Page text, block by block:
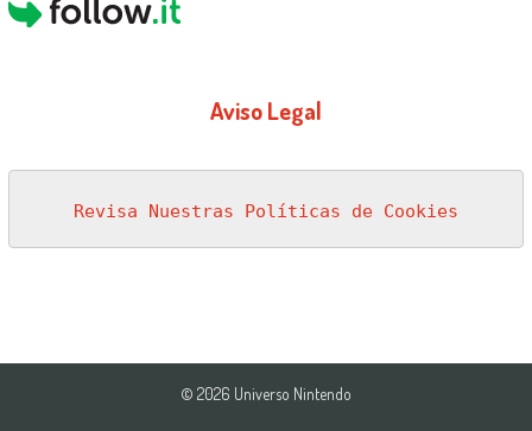
Aviso Legal
Revisa Nuestras Políticas de Cookies
© 2026 Universo Nintendo